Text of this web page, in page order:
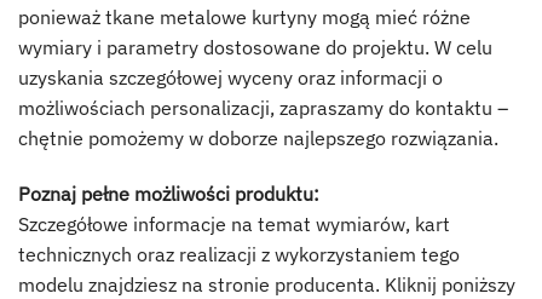
ponieważ tkane metalowe kurtyny mogą mieć różne
wymiary i parametry dostosowane do projektu. W celu
uzyskania szczegółowej wyceny oraz informacji o
możliwościach personalizacji, zapraszamy do kontaktu –
chętnie pomożemy w doborze najlepszego rozwiązania.
Poznaj pełne możliwości produktu:
Szczegółowe informacje na temat wymiarów, kart
technicznych oraz realizacji z wykorzystaniem tego
modelu znajdziesz na stronie producenta. Kliknij poniższy